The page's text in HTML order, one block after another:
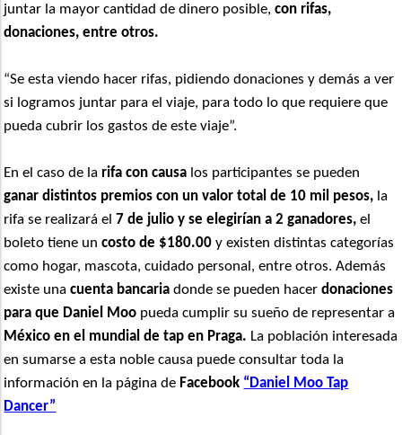
juntar la mayor cantidad de dinero posible, con rifas,
donaciones, entre otros.
“Se esta viendo hacer rifas, pidiendo donaciones y demás a ver
si logramos juntar para el viaje, para todo lo que requiere que
pueda cubrir los gastos de este viaje”.
En el caso de la rifa con causa los participantes se pueden
ganar distintos premios con un valor total de 10 mil pesos, la
rifa se realizará el7 de julio y se elegirían a 2 ganadores, el
boleto tiene uncosto de $180.00 y existen distintas categorías
como hogar, mascota, cuidado personal, entre otros. Además
existe unacuenta bancaria donde se pueden hacerdonaciones
para que Daniel Moo pueda cumplir su sueño de representar a
México en el mundial de tap en Praga. La población interesada
en sumarse a esta noble causa puede consultar toda la
información en la página de Facebook “Daniel Moo Tap
Dancer”